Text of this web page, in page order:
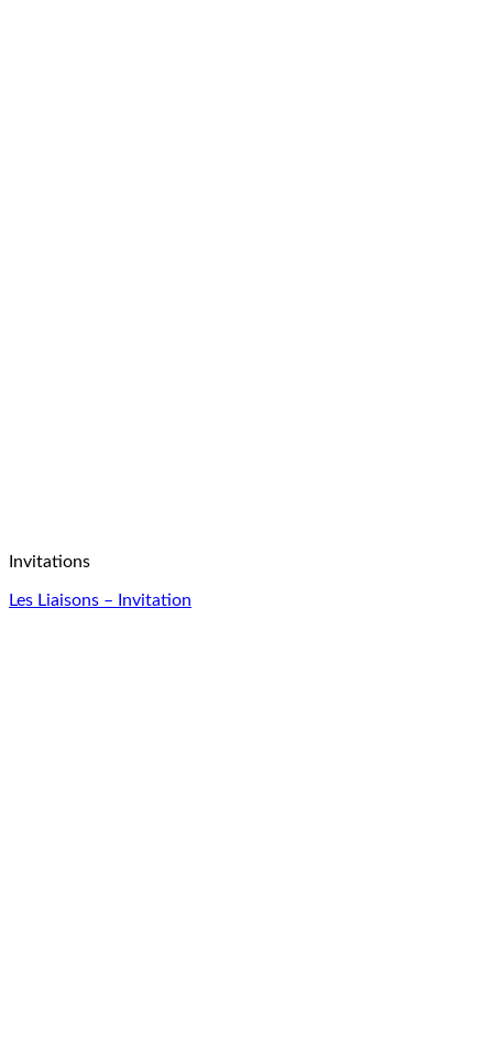
Invitations
Les Liaisons – Invitation